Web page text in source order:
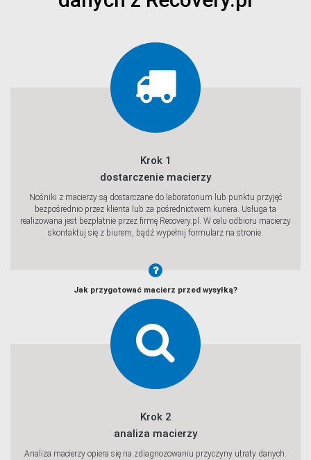
Sprawdź
Sprawdź
Krok 1
dostarczenie macierzy
Nośniki z macierzy są dostarczane do laboratorium lub punktu przyjęć
bezpośrednio przez klienta lub za pośrednictwem kuriera. Usługa ta
realizowana jest bezpłatnie przez firmę Recovery.pl. W celu odbioru macierzy
skontaktuj się z biurem, bądź wypełnij formularz na stronie.
Jak przygotować macierz przed wysyłką?
Krok 2
analiza macierzy
Analiza macierzy opiera się na zdiagnozowaniu przyczyny utraty danych.